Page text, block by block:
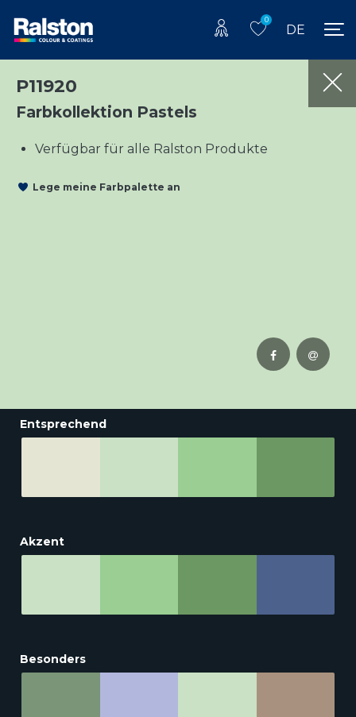
0
DE
P11920
Farbkollektion Pastels
Verfügbar für alle Ralston Produkte
Lege meine Farbpalette an
Entsprechend
Akzent
Besonders